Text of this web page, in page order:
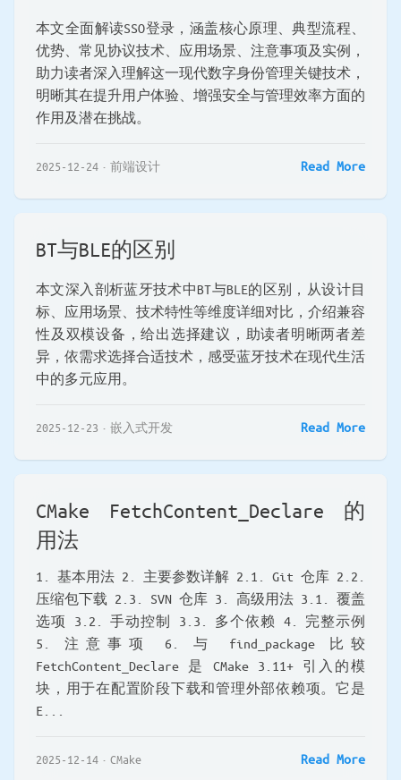
本文全面解读SSO登录，涵盖核心原理、典型流程、
优势、常见协议技术、应用场景、注意事项及实例，
助力读者深入理解这一现代数字身份管理关键技术，
明晰其在提升用户体验、增强安全与管理效率方面的
作用及潜在挑战。
2025-12-24 前端设计 Read More
BT与BLE的区别
本文深入剖析蓝牙技术中BT与BLE的区别，从设计目
标、应用场景、技术特性等维度详细对比，介绍兼容
性及双模设备，给出选择建议，助读者明晰两者差
异，依需求选择合适技术，感受蓝牙技术在现代生活
中的多元应用。
2025-12-23 嵌入式开发 Read More
CMake FetchContent_Declare 的
用法
1. 基本用法 2. 主要参数详解 2.1. Git 仓库 2.2.
压缩包下载 2.3. SVN 仓库 3. 高级用法 3.1. 覆盖
选项 3.2. 手动控制 3.3. 多个依赖 4. 完整示例
5. 注意事项 6. 与 find_package 比较
FetchContent_Declare 是 CMake 3.11+ 引入的模
块，用于在配置阶段下载和管理外部依赖项。它是
E...
2025-12-14 CMake Read More